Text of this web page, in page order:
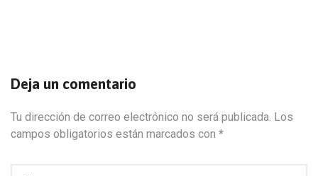
Deja un comentario
Tu dirección de correo electrónico no será publicada. Los
campos obligatorios están marcados con *